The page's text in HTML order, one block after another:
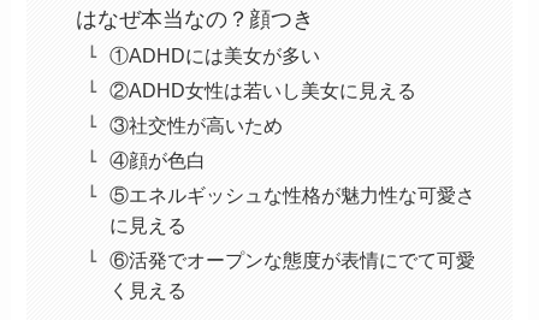
はなぜ本当なの？顔つき
①ADHDには美女が多い
②ADHD女性は若いし美女に見える
③社交性が高いため
④顔が色白
⑤エネルギッシュな性格が魅力性な可愛さ
に見える
⑥活発でオープンな態度が表情にでて可愛
く見える